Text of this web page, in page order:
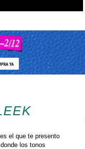
el que te presento
los tonos